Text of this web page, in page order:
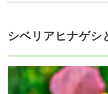
シベリアヒナゲシ